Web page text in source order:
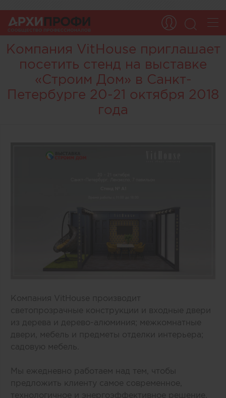
Компания VitHouse приглашает
посетить стенд на выставке
«Строим Дом» в Санкт-
Петербурге 20-21 октября 2018
года
Компания VitHouse производит
светопрозрачные конструкции и входные двери
из дерева и дерево-алюминия; межкомнатные
двери, мебель и предметы отделки интерьера;
садовую мебель.
Мы ежедневно работаем над тем, чтобы
предложить клиенту самое современное,
технологичное и энергоэффективное решение.